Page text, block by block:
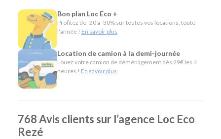
Routières, SUV et monospaces pour les vacances ou
les longs trajets.
Minibus pour voyager en groupe.
Utilitaires de toutes capacités pour les
déménagements, les travaux ou le transport de
matériel.
Véhicules spécifiques, comme les camions
frigorifiques, les bennes, les nacelles, les porte-
voitures ou les véhicules de société, pour répondre
L'esprit Loc Eco
Bon plan Loc Eco +
Profitez de -20 à -30% sur toutes vos locations, toute
l'année ! En savoir plus
Location de camion à la demi-journée
Louez votre camion de déménagement dès 29€ les 4
heures ! En savoir plus
768 Avis clients sur l’agence Loc Eco
Rezé